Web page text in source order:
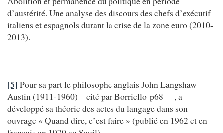
d’austérité. Une analyse des discours des chefs d’exécutif
italiens et espagnols durant la crise de la zone euro (2010-
2013).
[5] Pour sa part le philosophe anglais John Langshaw
Austin (1911-1960) – cité par Borriello p68 —, a
développé sa théorie des actes du langage dans son
ouvrage « Quand dire, c’est faire » (publié en 1962 et en